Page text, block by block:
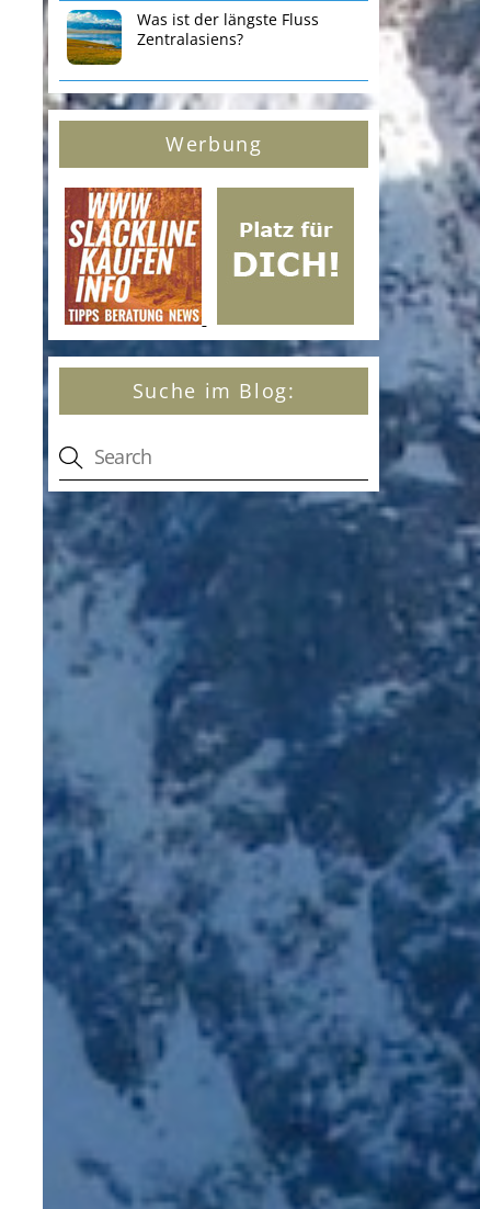
Was ist der längste Fluss
Zentralasiens?
Werbung
Suche im Blog: